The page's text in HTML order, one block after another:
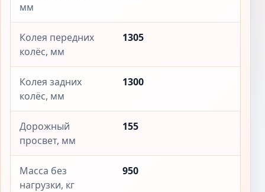
мм
Колея передних
колёс, мм
1305
Колея задних
колёс, мм
1300
Дорожный
просвет, мм
155
Масса без
нагрузки, кг
950